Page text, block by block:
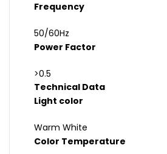
Frequency
50/60Hz
Power Factor
>0.5
Technical Data
Light color
Warm White
Color Temperature